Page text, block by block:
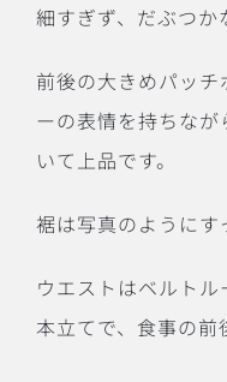
細すぎず、だぶつか
前後の大きめパッ
ーの表情を持ちな
いて上品です。
裾は写真のようにす
ウエストはベルト
本立てで、食事の前